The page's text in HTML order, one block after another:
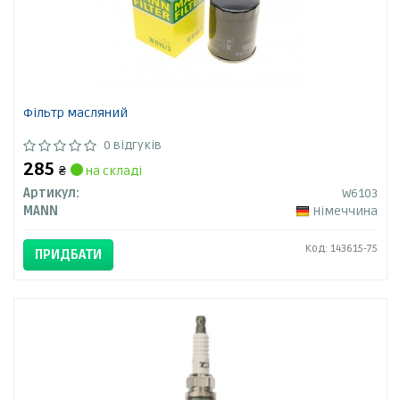
Фільтр масляний
0 відгуків
285 ₴
на складі
Артикул:
W6103
MANN
Німеччина
ПРИДБАТИ Код: 143615-75